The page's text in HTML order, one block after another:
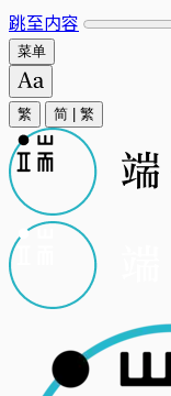
跳至内容
菜单
繁 简 繁